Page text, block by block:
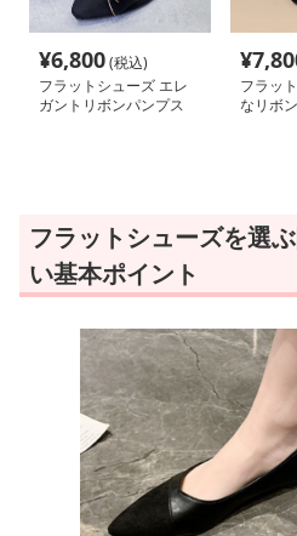
¥6,800(税込)
フラットシューズ エレ
ガントリボンパンプス
¥
フラッ
なリボ
フラットシューズを選
い基本ポイント